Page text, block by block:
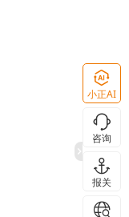
小正AI
咨询
报关